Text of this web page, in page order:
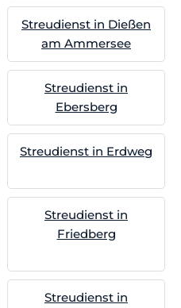
Streudienst in Dießen
am Ammersee
Streudienst in
Ebersberg
Streudienst in Erdweg
Streudienst in
Friedberg
Streudienst in